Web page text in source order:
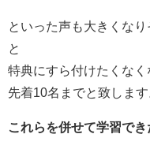
といった声も大きくな
と
特典にすら付けたくな
先着10名までと致します
これらを併せて学習で